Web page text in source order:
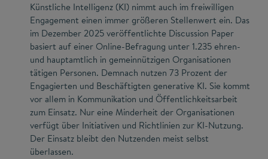
Künstliche Intelligenz (KI) nimmt auch im freiwilligen
Engagement einen immer größeren Stellenwert ein. Das
im Dezember 2025 veröffentlichte Discussion Paper
basiert auf einer Online-Befragung unter 1.235 ehren-
und hauptamtlich in gemeinnützigen Organisationen
tätigen Personen. Demnach nutzen 73 Prozent der
Engagierten und Beschäftigten generative KI. Sie kommt
vor allem in Kommunikation und Öffentlichkeitsarbeit
zum Einsatz. Nur eine Minderheit der Organisationen
verfügt über Initiativen und Richtlinien zur KI-Nutzung.
Der Einsatz bleibt den Nutzenden meist selbst
überlassen.